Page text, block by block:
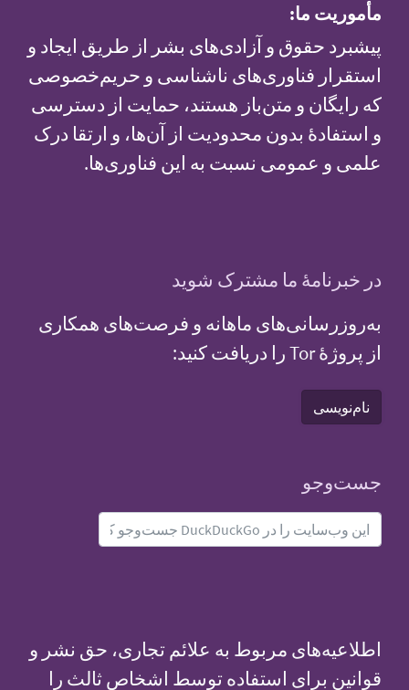
مأموریت ما:
پیشبرد حقوق و آزادی‌های بشر از طریق ایجاد و
استقرار فناوری‌های ناشناسی و حریم‌خصوصی
که رایگان و متن‌باز هستند، حمایت از دسترسی
و استفادهٔ بدون محدودیت از آن‌ها، و ارتقا درک
علمی و عمومی نسبت به این فناوری‌ها.
در خبرنامهٔ ما مشترک شوید
به‌روزرسانی‌های ماهانه و فرصت‌های همکاری
از پروژهٔ Tor را دریافت کنید:
نام‌نویسی
جست‌و‌جو
اطلاعیه‌های مربوط به علائم تجاری، حق نشر و
قوانین برای استفاده توسط اشخاص ثالث را